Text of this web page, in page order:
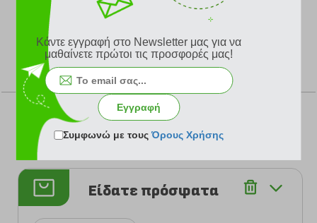
Polo.
ΨΗΦΙΣΤΕ
Σύνολο Ψήφων: 0
Είδατε πρόσφατα
Κάντε εγγραφή στο Newsletter μας για να
μαθαίνετε πρώτοι τις προσφορές μας!
Εγγραφή
Συμφωνώ με τουςΌρους Χρήσης